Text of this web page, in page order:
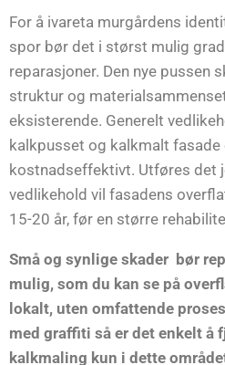
For å ivareta murgårdens
spor bør det i størst mulig
reparasjoner. Den nye pussen
struktur og
eksisterende. Generelt
kalkpusset og kalkmalt fasade
kostnadseffektivt. Utføres det
vedlikehold vil fasadens
15-20 år, før en større
Små og synlige skader bør
mulig, som du kan se på
lokalt, uten omfattende
med graffiti så er det enkelt å
kalkmaling kun i dette